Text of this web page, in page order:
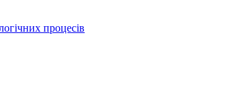
процесів